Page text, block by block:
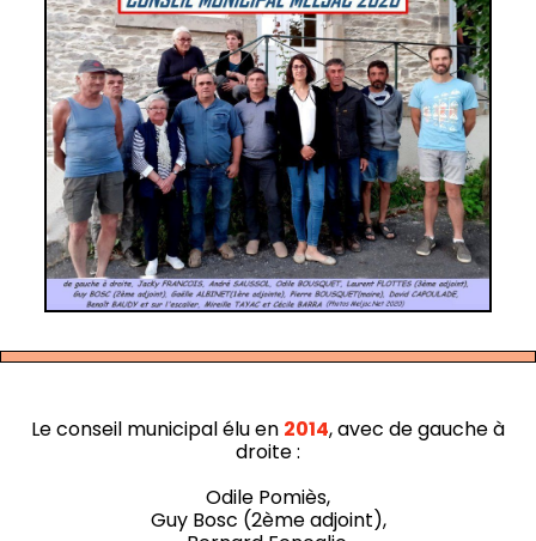
Le conseil municipal élu en 2014, avec de gauche à
droite :
Odile Pomiès,
Guy Bosc (2ème adjoint),